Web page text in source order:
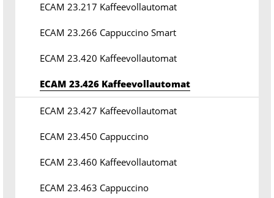
ECAM 23.217 Kaffeevollautomat
ECAM 23.266 Cappuccino Smart
ECAM 23.420 Kaffeevollautomat
ECAM 23.426 Kaffeevollautomat
ECAM 23.427 Kaffeevollautomat
ECAM 23.450 Cappuccino
ECAM 23.460 Kaffeevollautomat
ECAM 23.463 Cappuccino